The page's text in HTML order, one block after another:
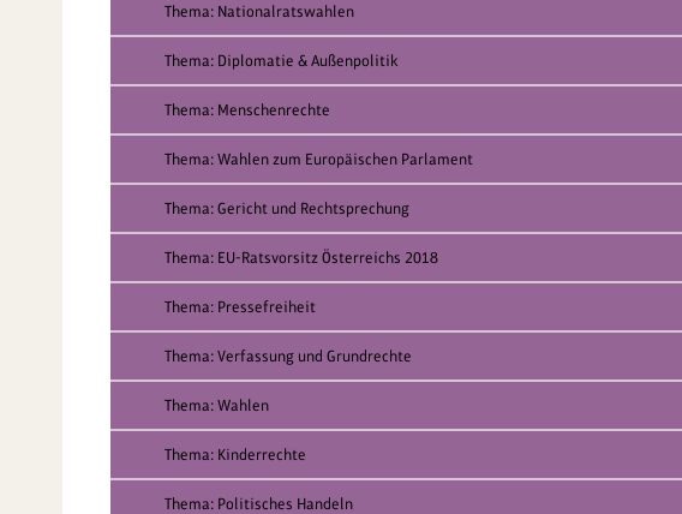
Thema: Nationalratswahlen
Thema: Diplomatie & Außenpolitik
Thema: Menschenrechte
Thema: Wahlen zum Europäischen Parlament
Thema: Gericht und Rechtsprechung
Thema: EU-Ratsvorsitz Österreichs 2018
Thema: Pressefreiheit
Thema: Verfassung und Grundrechte
Thema: Wahlen
Thema: Kinderrechte
Thema: Politisches Handeln